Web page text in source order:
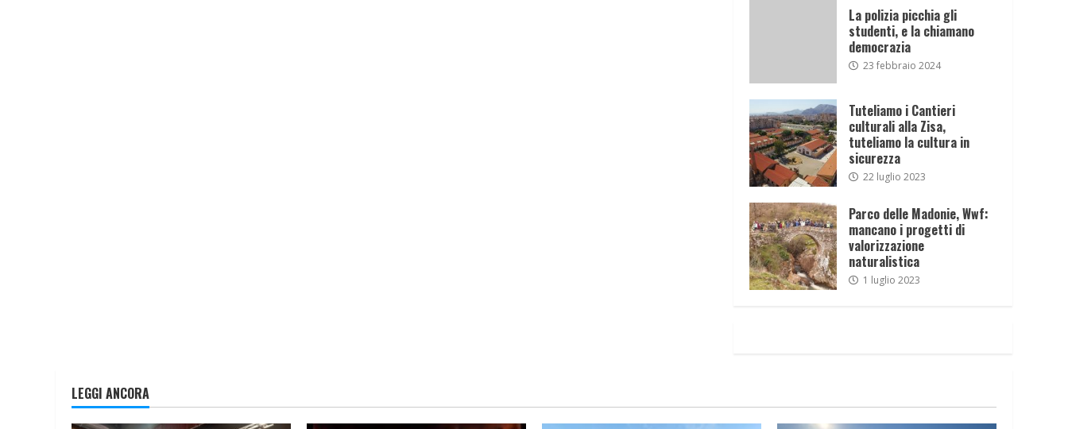
La polizia picchia gli
studenti, e la chiamano
democrazia
23 febbraio 2024
Tuteliamo i Cantieri
culturali alla Zisa,
tuteliamo la cultura in
sicurezza
22 luglio 2023
Parco delle Madonie, Wwf:
mancano i progetti di
valorizzazione
naturalistica
1 luglio 2023
LEGGI ANCORA